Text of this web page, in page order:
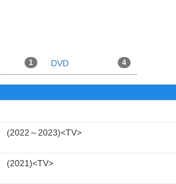
1 DVD 4
2022～2023 TV
2021 TV